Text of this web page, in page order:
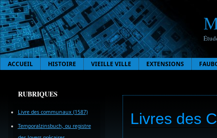
ACCUEIL HISTOIRE VIEILLE VILLE EXTENSIONS
RUBRIQUES
Livre des communaux (1587)
Temporalzinsbuch, ou registre
Livres des